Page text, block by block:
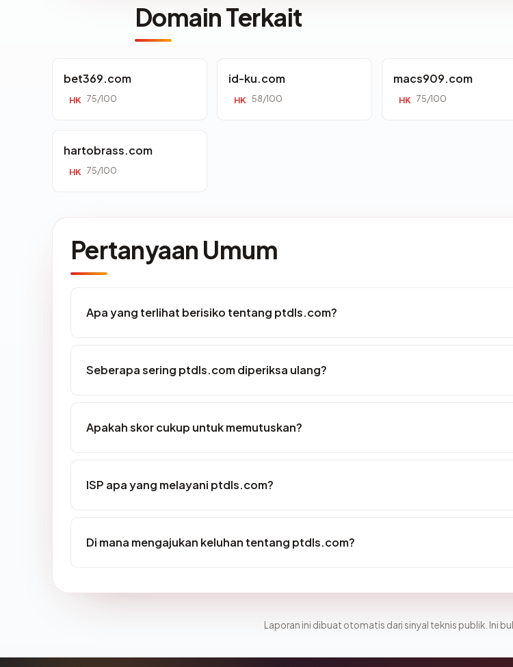
Domain Terkait
bet369.com
HK 75/100
id-ku.com
HK 58/100
macs909.com
HK 75/100
hartobrass.com
HK 75/100
Pertanyaan Umum
Apa yang terlihat berisiko tentang ptdls.com?
Seberapa sering ptdls.com diperiksa ulang?
Apakah skor cukup untuk memutuskan?
ISP apa yang melayani ptdls.com?
Di mana mengajukan keluhan tentang ptdls.com?
Laporan ini dibuat otomatis dari sinyal teknis publik. Ini